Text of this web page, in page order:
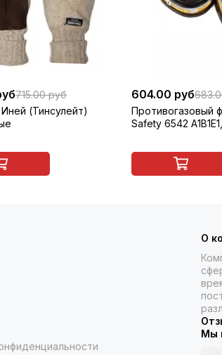
715.00 руб
(Тинсулейт)
604.00 руб
Противогазовый
Safety 6542 А1В1Е1,
О
Мы